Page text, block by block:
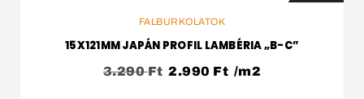
KOSÁRBA
FALBURKOLATOK
15X121MM JAPÁN PROFIL LAMBÉRIA „B-C”
3.290Ft 2.990 Ft /m2